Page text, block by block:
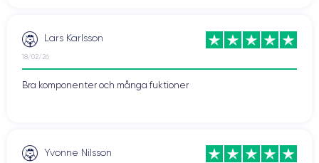
Lars Karlsson
18/02/26
Bra komponenter och många fuktioner
Yvonne Nilsson